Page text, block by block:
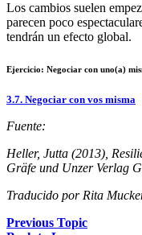
Los cambios suelen
parecen poco
tendrán un efecto global.
Ejercicio: Negociar con uno(a)
3.7. Negociar con vos misma
Fuente:
Heller, Jutta (2013),
Gräfe und Unzer Verlag
Traducido por Rita
Previous Topic